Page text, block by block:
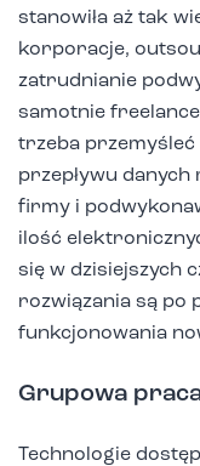
stanowiła aż tak
korporacje,
zatrudnianie
samotnie
trzeba przemyśleć
przepływu danych
firmy i
ilość
się w dzisiejszych
rozwiązania są po
funkcjonowania
Grupowa
Technologie